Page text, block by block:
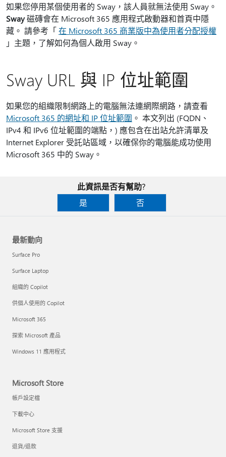
如果您停用某個使用者的 Sway，該人員就無法使用 Sway。
Sway磁磚會在 Microsoft 365 應用程式啟動器和首頁中隱
藏。 請參考「在 Microsoft 365 商業版中為使用者分配授權
」主題，了解如何為個人啟用 Sway。
Sway URL 與 IP 位址範圍
如果您的組織限制網路上的電腦無法連網際網路，請查看
Microsoft 365 的網址和 IP 位址範圍 。 本文列出 (FQDN、
IPv4 和 IPv6 位址範圍的端點，) 應包含在出站允許清單及
Internet Explorer 受託站區域，以確保你的電腦能成功使用
Microsoft 365 中的 Sway。
此資訊是否有幫助?
是
否
最新動向
Surface Pro
Surface Laptop
組織的 Copilot
供個人使用的 Copilot
Microsoft 365
探索 Microsoft 產品
Windows 11 應用程式
Microsoft Store
帳戶設定檔
下載中心
Microsoft Store 支援
退貨/退款